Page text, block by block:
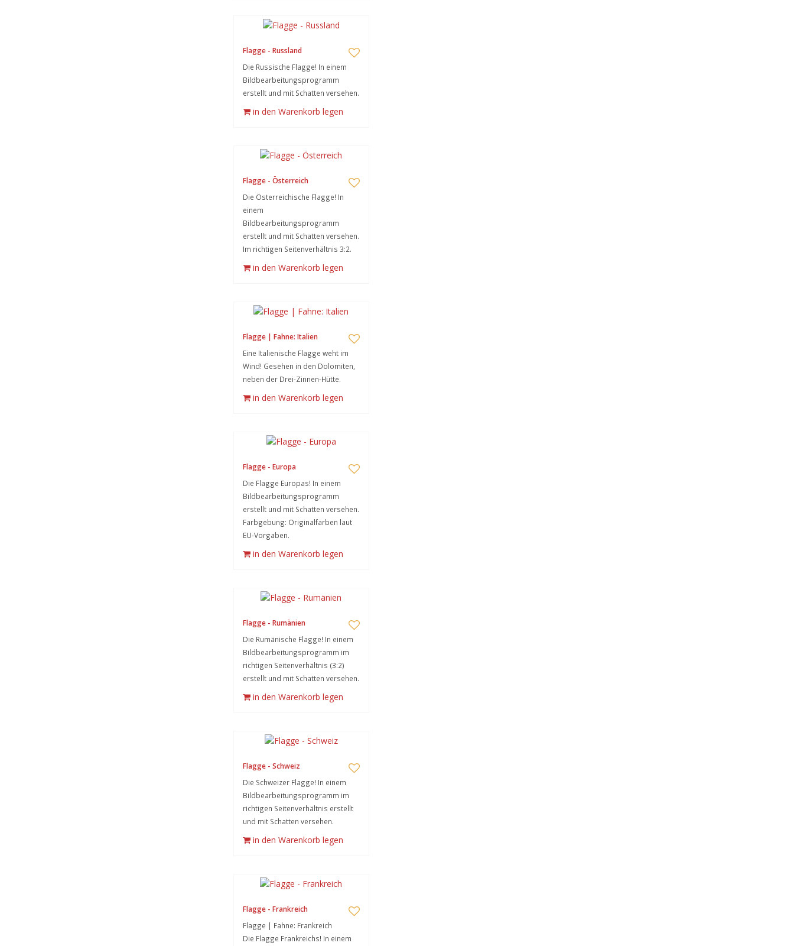
Flagge - Russland
Die Russische Flagge! In einem
Bildbearbeitungsprogramm
erstellt und mit Schatten versehen.
in den Warenkorb legen
Flagge - Österreich
Die Österreichische Flagge! In
einem
Bildbearbeitungsprogramm
erstellt und mit Schatten versehen.
Im richtigen Seitenverhältnis 3:2.
in den Warenkorb legen
Flagge | Fahne: Italien
Eine Italienische Flagge weht im
Wind! Gesehen in den Dolomiten,
neben der Drei-Zinnen-Hütte.
in den Warenkorb legen
Flagge - Europa
Die Flagge Europas! In einem
Bildbearbeitungsprogramm
erstellt und mit Schatten versehen.
Farbgebung: Originalfarben laut
EU-Vorgaben.
in den Warenkorb legen
Flagge - Rumänien
Die Rumänische Flagge! In einem
Bildbearbeitungsprogramm im
richtigen Seitenverhältnis (3:2)
erstellt und mit Schatten versehen.
in den Warenkorb legen
Flagge - Schweiz
Die Schweizer Flagge! In einem
Bildbearbeitungsprogramm im
richtigen Seitenverhältnis erstellt
und mit Schatten versehen.
in den Warenkorb legen
Flagge - Frankreich
Flagge | Fahne: Frankreich
Die Flagge Frankreichs! In einem